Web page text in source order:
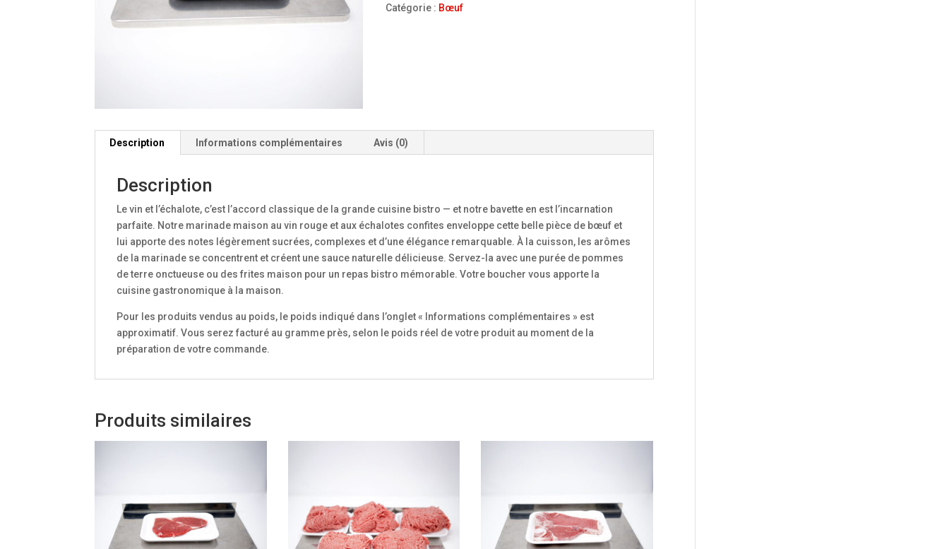
Catégorie : Bœuf
Description Informations complémentaires Avis (0)
Description
Le vin et l’échalote, c’est l’accord classique de la grande cuisine bistro — et notre bavette en est l’incarnation
parfaite. Notre marinade maison au vin rouge et aux échalotes confites enveloppe cette belle pièce de bœuf et
lui apporte des notes légèrement sucrées, complexes et d’une élégance remarquable. À la cuisson, les arômes
de la marinade se concentrent et créent une sauce naturelle délicieuse. Servez-la avec une purée de pommes
de terre onctueuse ou des frites maison pour un repas bistro mémorable. Votre boucher vous apporte la
cuisine gastronomique à la maison.
Pour les produits vendus au poids, le poids indiqué dans l’onglet « Informations complémentaires » est
approximatif. Vous serez facturé au gramme près, selon le poids réel de votre produit au moment de la
préparation de votre commande.
Produits similaires